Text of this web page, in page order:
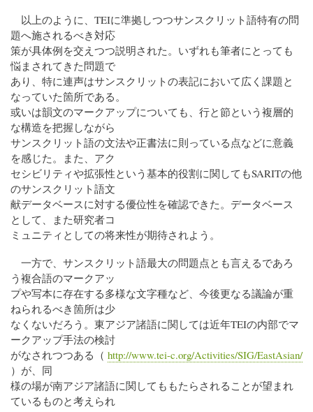
以上のように、TEIに準拠しつつサンスクリット語特有の問
題へ施されるべき対応
策が具体例を交えつつ説明された。いずれも筆者にとっても
悩まされてきた問題で
あり、特に連声はサンスクリットの表記において広く課題と
なっていた箇所である。
或いは韻文のマークアップについても、行と節という複層的
な構造を把握しながら
サンスクリット語の文法や正書法に則っている点などに意義
を感じた。また、アク
セシビリティや拡張性という基本的役割に関してもSARITの他
のサンスクリット語文
献データベースに対する優位性を確認できた。データベース
として、また研究者コ
ミュニティとしての将来性が期待されよう。
一方で、サンスクリット語最大の問題点とも言えるであろ
う複合語のマークアッ
プや写本に存在する多様な文字種など、今後更なる議論が重
ねられるべき箇所は少
なくないだろう。東アジア諸語に関しては近年TEIの内部でマ
ークアップ手法の検討
がなされつつある（ http://www.tei-c.org/Activities/SIG/EastAsian/
）が、同
様の場が南アジア諸語に関してももたらされることが望まれ
ているものと考えられ